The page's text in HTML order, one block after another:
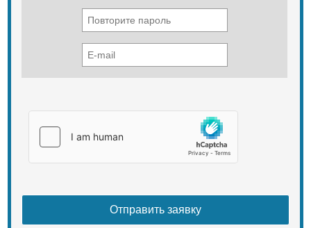
dimensions (WxH) 375 x 340 [mm]
804D-33T Displacement 3319; 3300
after the loading table is unfoled,
during operation. Standard
equippment: • Hour meter. • Rotary
ejectin tupe 360°. • Deflector. •
Availability: В наличии